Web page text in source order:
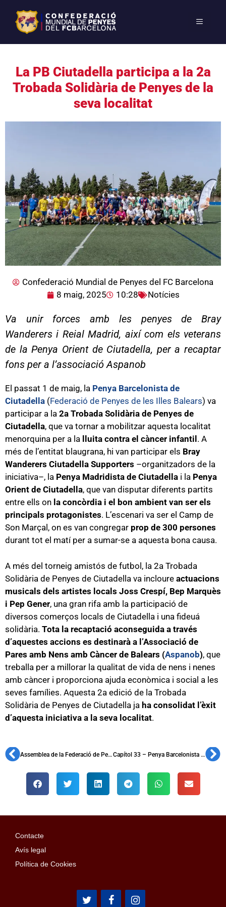
La PB Ciutadella participa a la 2a
Trobada Solidària de Penyes de la
seva localitat
Confederació Mundial de Penyes del FC Barcelona
8 maig, 2025
10:28 Notícies
Va unir forces amb les penyes de Bray
Wanderers i Reial Madrid, així com els veterans
de la Penya Orient de Ciutadella, per a recaptar
fons per a l’associació Aspanob
El passat 1 de maig, la Penya Barcelonista de
Ciutadella (Federació de Penyes de les Illes Balears) va
participar a la 2a Trobada Solidària de Penyes de
Ciutadella, que va tornar a mobilitzar aquesta localitat
menorquina per a la lluita contra el càncer infantil . A
més de l’entitat blaugrana, hi van participar els Bray
Wanderers Ciutadella Supporters –organitzadors de la
iniciativa–, la Penya Madridista de Ciutadella i la Penya
Orient de Ciutadella, que van disputar diferents partits
entre ells on la concòrdia i el bon ambient van ser els
principals protagonistes. L’escenari va ser el Camp de
Son Marçal, on es van congregar prop de 300 persones
durant tot el matí per a sumar-se a aquesta bona causa.
A més del torneig amistós de futbol, la 2a Trobada
Solidària de Penyes de Ciutadella va incloure actuacions
musicals dels artistes locals Joss Crespí, Bep Marquès
i Pep Gener, una gran rifa amb la participació de
diversos comerços locals de Ciutadella i una fideuá
solidària. Tota la recaptació aconseguida a través
d’aquestes accions es destinarà a l’Associació de
Pares amb Nens amb Càncer de Balears (Aspanob), que
treballa per a millorar la qualitat de vida de nens i nenes
amb càncer i proporciona ajuda econòmica i social a les
seves famílies. Aquesta 2a edició de la Trobada
Solidària de Penyes de Ciutadella ja ha consolidat l’èxit
d’aquesta iniciativa a la seva localitat.
Assemblea de la Federació de Penyes de les Terres de l’Ebre a Ulldecona Capítol 33 – Penya Barcelonista 1900 de Terrassa
Contacte
Avís legal
Política de Cookies